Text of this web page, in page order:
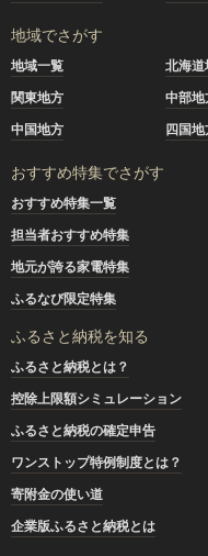
地域でさがす
地域一覧 北海道
関東地方
中部地
中国地方
四国地
おすすめ特集でさがす
おすすめ特集一覧
担当者おすすめ特集
地元が誇る家電特集
ふるなび限定特集
ふるさと納税を知る
ふるさと納税とは？
控除上限額シミュレーション
ふるさと納税の確定申告
ワンストップ特例制度とは？
寄附金の使い道
企業版ふるさと納税とは